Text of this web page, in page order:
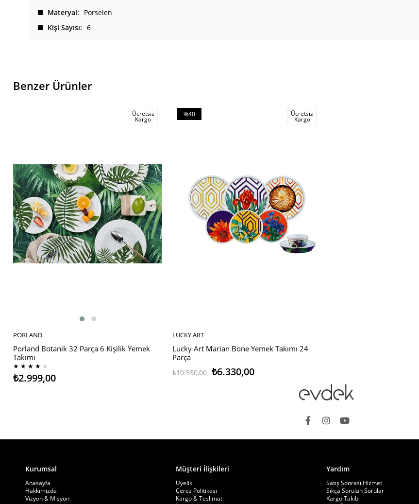
Materyal
Porselen
Kişi Sayısı
6
Benzer Ürünler
SEPETE EKLE
Ücretsiz
Kargo
PORLAND
Porland Botanik 32 Parça 6 Kişilik Yemek
Takımı
★ ★ ★ ★ ★
₺2.999,00
SEPETE EKLE
%40
Ücretsiz
Kargo
LUCKY ART
Lucky Art Marian Bone Yemek Takımı 24
Parça
₺6.330,00
₺10.550,00
Kurumsal
Anasayfa
Hakkımızda
Vizyon & Misyon
Müşteri İlişkileri
Üyelik
Çerez Politikası
Kargo & Teslimat
Yardım
Satış Sonrası Hizmet
Sıkça Sorulan Sorular
Kargo Takibi